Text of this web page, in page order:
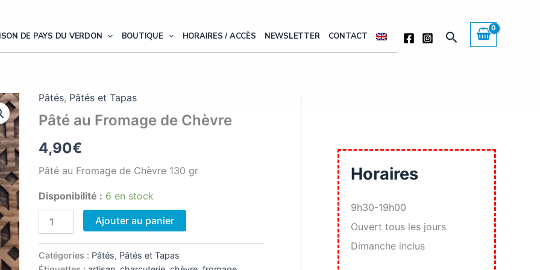
DE PAYS DU VERDON BOUTIQUE HORAIRES / ACCÈS NEWSLETTER CONTACT Rechercher
Pâtés, Pâtés et Tapas
Pâté au Fromage de Chèvre
4,90€
Pâté au Fromage de Chèvre 130 gr
Disponibilité : 6 en stock
au
Fromage
Ajouter au panier
Catégories : Pâtés, Pâtés et Tapas
Horaires
9h30-19h00
Ouvert tous les jours
Dimanche inclus